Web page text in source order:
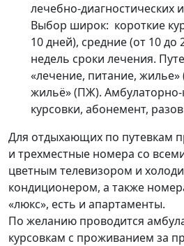
лечебно-диагностических
Выбор широк: короткие
10 дней), средние (от 10 до
недель сроки лечения.
«лечение, питание,
жильё» (ПЖ). Амбулаторно-
курсовки, абонемент,
Для отдыхающих по путевкам
и трехместные номера со
цветным телевизором и
кондиционером, а также
«люкс», есть и апартаменты.
По желанию проводится
курсовкам с проживанием за